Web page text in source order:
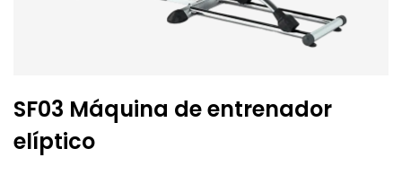
SF03 Máquina de entrenador
elíptico